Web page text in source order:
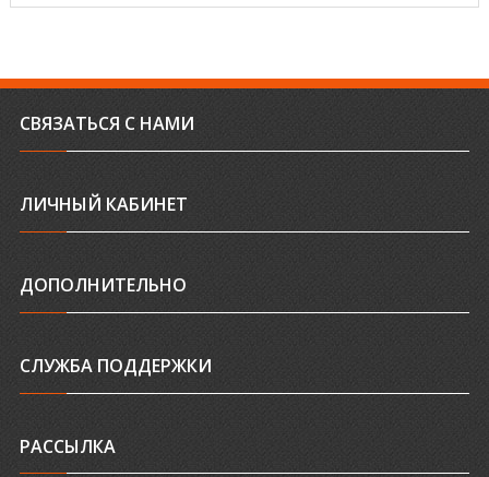
СВЯЗАТЬСЯ С НАМИ
ЛИЧНЫЙ КАБИНЕТ
ДОПОЛНИТЕЛЬНО
СЛУЖБА ПОДДЕРЖКИ
РАССЫЛКА